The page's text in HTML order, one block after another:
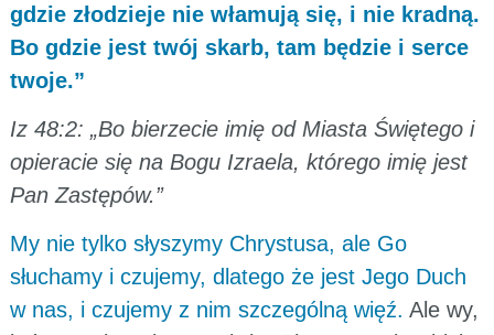
gdzie złodzieje nie włamują się, i nie kradną.
Bo gdzie jest twój skarb, tam będzie i serce
twoje.”
Iz 48:2: „Bo bierzecie imię od Miasta Świętego i
opieracie się na Bogu Izraela, którego imię jest
Pan Zastępów.”
My nie tylko słyszymy Chrystusa, ale Go
słuchamy i czujemy, dlatego że jest Jego Duch
w nas, i czujemy z nim szczególną więź. Ale wy,